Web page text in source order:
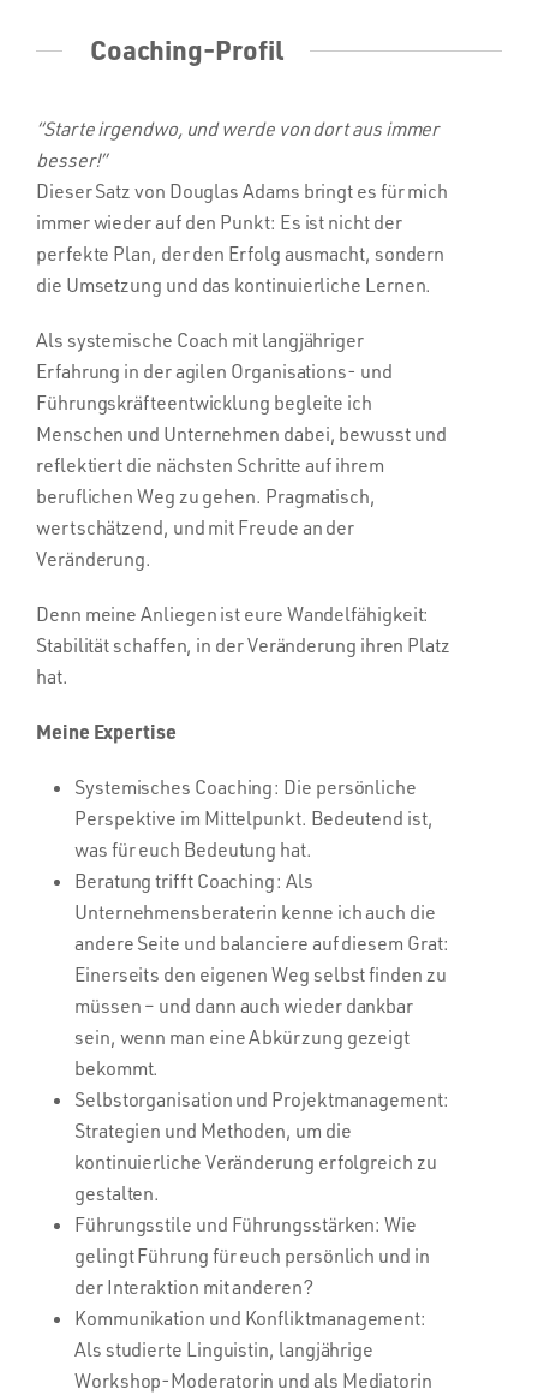
Coaching-Profil
“Starte irgendwo, und werde von dort aus immer
besser!”
Dieser Satz von Douglas Adams bringt es für mich
immer wieder auf den Punkt: Es ist nicht der
perfekte Plan, der den Erfolg ausmacht, sondern
die Umsetzung und das kontinuierliche Lernen.
Als systemische Coach mit langjähriger
Erfahrung in der agilen Organisations- und
Führungskräfteentwicklung begleite ich
Menschen und Unternehmen dabei, bewusst und
reflektiert die nächsten Schritte auf ihrem
beruflichen Weg zu gehen. Pragmatisch,
wertschätzend, und mit Freude an der
Veränderung.
Denn meine Anliegen ist eure Wandelfähigkeit:
Stabilität schaffen, in der Veränderung ihren Platz
hat.
Meine Expertise
Systemisches Coaching: Die persönliche
Perspektive im Mittelpunkt. Bedeutend ist,
was für euch Bedeutung hat.
Beratung trifft Coaching: Als
Unternehmensberaterin kenne ich auch die
andere Seite und balanciere auf diesem Grat:
Einerseits den eigenen Weg selbst finden zu
müssen – und dann auch wieder dankbar
sein, wenn man eine Abkürzung gezeigt
bekommt.
Selbstorganisation und Projektmanagement:
Strategien und Methoden, um die
kontinuierliche Veränderung erfolgreich zu
gestalten.
Führungsstile und Führungsstärken: Wie
gelingt Führung für euch persönlich und in
der Interaktion mit anderen?
Kommunikation und Konfliktmanagement:
Als studierte Linguistin, langjährige
Workshop-Moderatorin und als Mediatorin